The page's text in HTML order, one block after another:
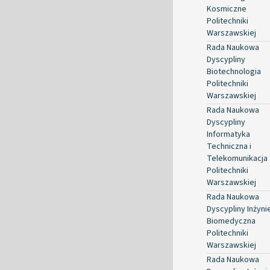
Kosmiczne
Politechniki
Warszawskiej
Rada Naukowa
Dyscypliny
Biotechnologia
Politechniki
Warszawskiej
Rada Naukowa
Dyscypliny
Informatyka
Techniczna i
Telekomunikacja
Politechniki
Warszawskiej
Rada Naukowa
Dyscypliny
Biomedyczna
Politechniki
Warszawskiej
Rada Naukowa